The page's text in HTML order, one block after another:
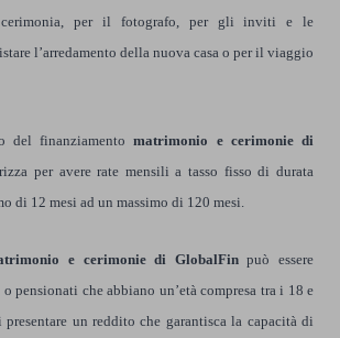
cerimonia, per il fotografo, per gli inviti e le
l’arredamento della nuova casa o per il viaggio
del finanziamentomatrimonio e cerimonie di
per avere rate mensili a tasso fisso di durata
di 12 mesi ad un massimo di 120 mesi.
e cerimonie di GlobalFinpuò essere
pensionati che abbiano un’età compresa tra i 18 e
un reddito che garantisca la capacità di